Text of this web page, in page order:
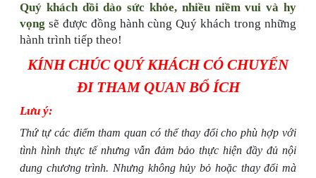
Quý khách dồi dào sức khỏe, nhiều niềm vui và hy
vọng sẽ được đồng hành cùng Quý khách trong những
hành trình tiếp theo! ​​​​​​​
KÍNH CHÚC QUÝ KHÁCH CÓ CHUYẾN
ĐI THAM QUAN BỔ ÍCH
Lưu ý:
Thứ tự các điểm tham quan có thể thay đổi cho phù hợp với
tình hình thực tế nhưng vẫn đảm bảo thực hiện đầy đủ nội
dung chương trình. Nhưng không hủy bỏ hoặc thay đổi mà